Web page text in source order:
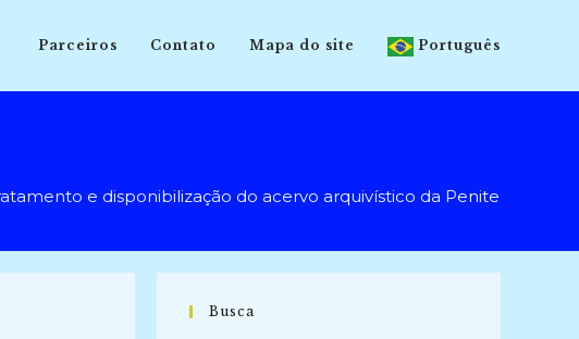
Parceiros Contato Mapa do site Português
e disponibilização do acervo arquivístico da
Busca